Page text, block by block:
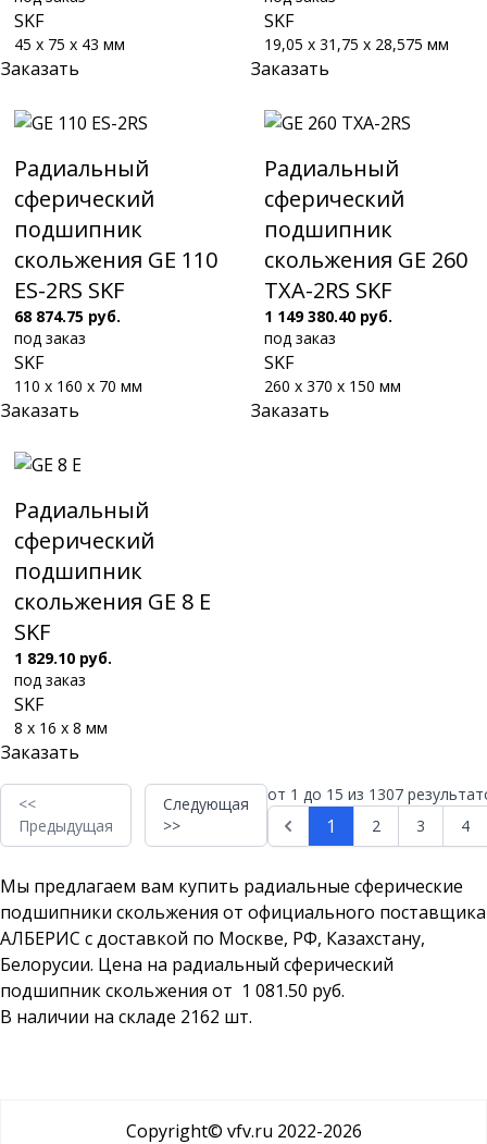
SKF
45 x 75 x 43 мм
Заказать
SKF
19,05 x 31,75 x 28,575 мм
Заказать
Радиальный
сферический
подшипник
скольжения GE 110
ES-2RS SKF
68 874.75 руб.
под заказ
SKF
110 x 160 x 70 мм
Заказать
Радиальный
сферический
подшипник
скольжения GE 260
TXA-2RS SKF
1 149 380.40 руб.
под заказ
SKF
260 x 370 x 150 мм
Заказать
Радиальный
сферический
подшипник
скольжения GE 8 E
SKF
1 829.10 руб.
под заказ
SKF
8 x 16 x 8 мм
Заказать
<<
Предыдущая
Следующая
>>
от 1 до 15 из 1307
1 2 3 4
Мы предлагаем вам купить радиальные сферические
подшипники скольжения от официального поставщика
АЛБЕРИС с доставкой по Москве, РФ, Казахстану,
Белорусии. Цена на радиальный сферический
подшипник скольжения от 1 081.50 руб.
В наличии на складе 2162 шт.
Copyright© vfv.ru 2022-2026